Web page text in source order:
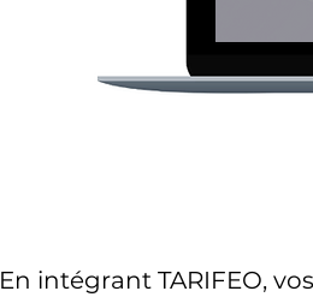
En intégrant TARIFEO,